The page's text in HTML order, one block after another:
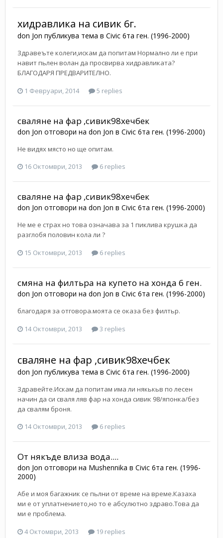
хидравлика на сивик 6г.
don Jon публикува тема в Civic 6та ген. (1996-2000)
Здравеъте колеги,искам да попитам Нормално ли е при
навит пьлен волан да просвирва хидравликата?
БЛАГОДАРЯ ПРЕДВАРИТЕЛНО.
1 Февруари, 2014
5 replies
сваляне на фар ,сивик98хечбек
don Jon отговори на don Jon в Civic 6та ген. (1996-2000)
Не видях място но ще опитам.
16 Октомври, 2013
6 replies
сваляне на фар ,сивик98хечбек
don Jon отговори на don Jon в Civic 6та ген. (1996-2000)
Не ме е страх но това означава за 1 пиклива крушка да
разглобя половин кола ли ?
15 Октомври, 2013
6 replies
смяна на филтьра на купето на хонда 6 ген.
don Jon отговори на don Jon в Civic 6та ген. (1996-2000)
благодаря за отговора.моята се оказа без филтьр.
14 Октомври, 2013
3 replies
сваляне на фар ,сивик98хечбек
don Jon публикува тема в Civic 6та ген. (1996-2000)
Здравейте.Искам да попитам има ли някькьв по лесен
начин да си сваля ляв фар на хонда сивик 98/японка/без
да свалям броня.
14 Октомври, 2013
6 replies
От някъде влиза вода....
don Jon отговори на Mushennika в Civic 6та ген. (1996-
2000)
Абе и моя багажник се пьлни от време на време.Казаха
ми е от уплатнението,но то е абсулютно здраво.Това да
ми е проблема.
4 Октомври, 2013
19 replies